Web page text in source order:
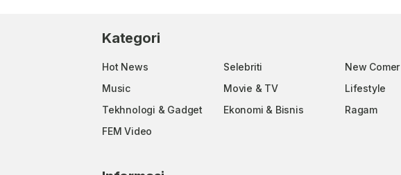
Kategori
Hot News Selebriti
New Comer
Music
Movie & TV
Lifestyle
Tekhnologi & Gadget
Ekonomi & Bisnis
Ragam
FEM Video